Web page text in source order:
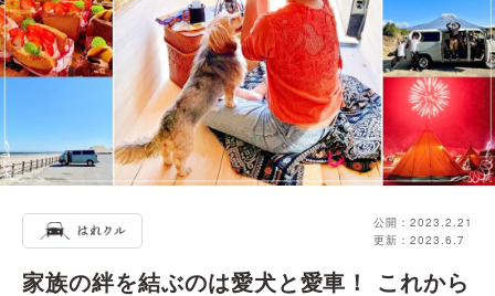
公開：2023.2.21
更新：2023.6.7
家族の絆を結ぶのは愛犬と愛車！ これから